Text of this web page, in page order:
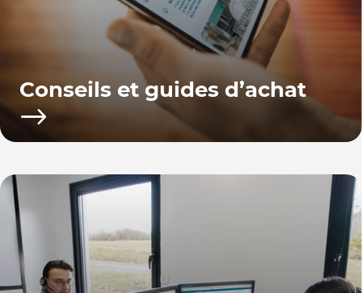
Conseils et guides d’achat